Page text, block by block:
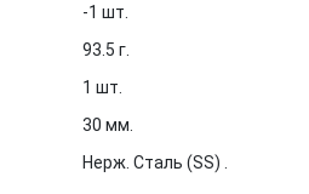
-1 шт.
93.5 г.
1 шт.
30 мм.
Нерж. Сталь (SS) .